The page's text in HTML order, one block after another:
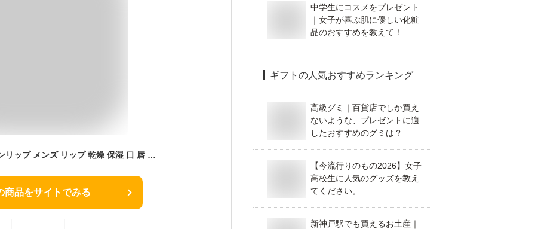
Reach オールインワンリップ メンズ リップ 乾燥 保湿 口 唇 ケア 縦じわ 皮むけ 潤い コスメ リップクリーム 人気 男 男性 ギフト プレゼント【送料無料】
商品をサイトでみる
中学生にコスメをプレゼント
｜女子が喜ぶ肌に優しい化粧
品のおすすめを教えて！
ギフト の人気おすすめランキング
高級グミ｜百貨店でしか買え
ないような、プレゼントに適
したおすすめのグミは？
【今流行りのもの2026】女子
高校生に人気のグッズを教え
てください。
新神戸駅でも買えるお土産｜